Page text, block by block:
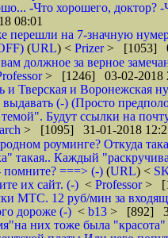
-Что хорошего, доктор?
08:01
перешли на 7-значную
(URL) < Prizer> [1053]
должное за верное
> [1246] 03-02-2018
и Тверская и Воронежская
(-) (Просто
темой". Будут ссылки на
> [1095] 31-01-2018
роуминге? Откуда
такая.. Каждый
===> (-) (URL) <
их сайт. (-) < Professor>
МТС. 12 руб/мин за
дороже (-) < b13 > [892]
них тоже была